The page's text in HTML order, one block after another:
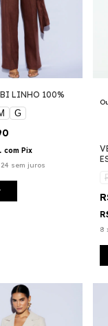
LINHO 100%
G
com Pix
sem juros
8